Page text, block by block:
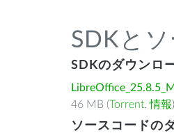
SDKと
SDKのダウンロ
46 MB (Torrent,情報)
ソースコードの